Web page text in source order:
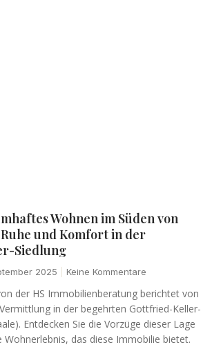
Wohnen im Süden von
und Komfort in der
Siedlung
2025 Keine Kommentare
der HS Immobilienberatung berichtet von
in der begehrten Gottfried-Keller-
Entdecken Sie die Vorzüge dieser Lage
Wohnerlebnis, das diese Immobilie bietet.